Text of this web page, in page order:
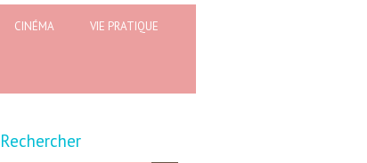
CINÉMA VIE PRATIQUE
Rechercher